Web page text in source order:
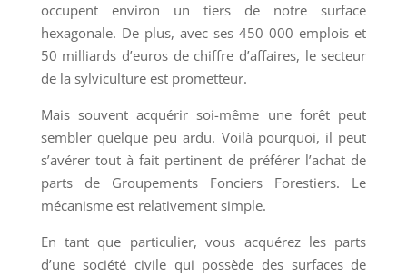
occupent environ un tiers de notre surface
hexagonale. De plus, avec ses 450 000 emplois et
50 milliards d’euros de chiffre d’affaires, le secteur
de la sylviculture est prometteur.
Mais souvent acquérir soi-même une forêt peut
sembler quelque peu ardu. Voilà pourquoi, il peut
s’avérer tout à fait pertinent de préférer l’achat de
parts de Groupements Fonciers Forestiers. Le
mécanisme est relativement simple.
En tant que particulier, vous acquérez les parts
d’une société civile qui possède des surfaces de